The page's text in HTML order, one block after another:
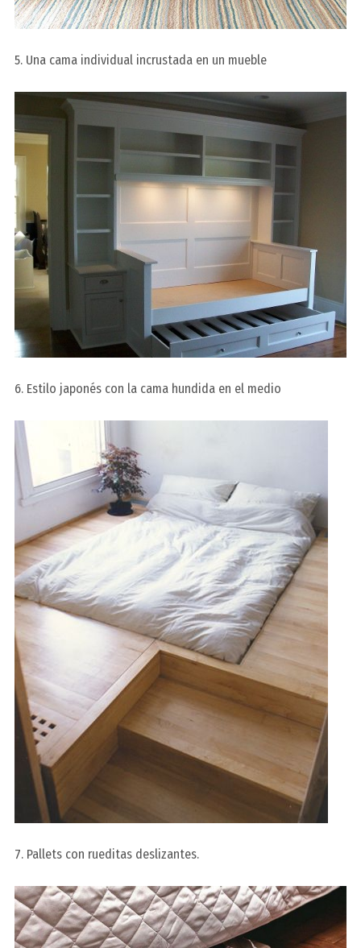
5. Una cama individual incrustada en un mueble
6. Estilo japonés con la cama hundida en el medio
7. Pallets con rueditas deslizantes.